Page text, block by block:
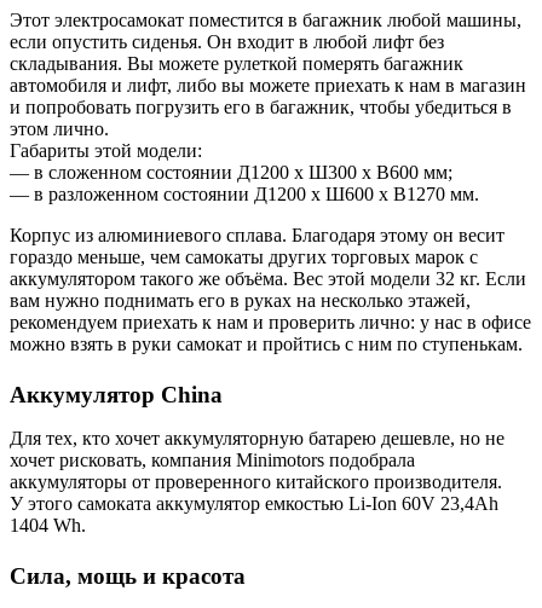
Этот электросамокат поместится в багажник любой машины,
если опустить сиденья. Он входит в любой лифт без
складывания. Вы можете рулеткой померять багажник
автомобиля и лифт, либо вы можете приехать к нам в магазин
и попробовать погрузить его в багажник, чтобы убедиться в
этом лично.
Габариты этой модели:
— в сложенном состоянии Д1200 х Ш300 х В600 мм;
— в разложенном состоянии Д1200 х Ш600 х В1270 мм.
Корпус из алюминиевого сплава. Благодаря этому он весит
гораздо меньше, чем самокаты других торговых марок с
аккумулятором такого же объёма. Вес этой модели 32 кг. Если
вам нужно поднимать его в руках на несколько этажей,
рекомендуем приехать к нам и проверить лично: у нас в офисе
можно взять в руки самокат и пройтись с ним по ступенькам.
Аккумулятор China
Для тех, кто хочет аккумуляторную батарею дешевле, но не
хочет рисковать, компания Minimotors подобрала
аккумуляторы от проверенного китайского производителя.
У этого самоката аккумулятор емкостью Li-Ion 60V 23,4Ah
1404 Wh.
Сила, мощь и красота